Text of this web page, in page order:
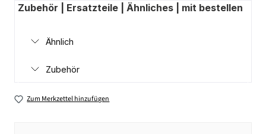
Zubehör | Ersatzteile | Ähnliches | mit bestellen
Ähnlich
Zubehör
Zum Merkzettel hinzufügen